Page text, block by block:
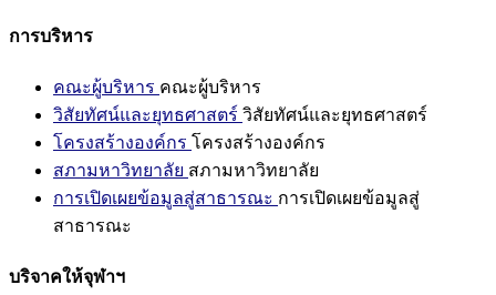
การบริหาร
คณะผู้บริหาร คณะผู้บริหาร
วิสัยทัศน์และยุทธศาสตร์ วิสัยทัศน์และยุทธศาสตร์
โครงสร้างองค์กร โครงสร้างองค์กร
สภามหาวิทยาลัย สภามหาวิทยาลัย
การเปิดเผยข้อมูลสู่สาธารณะ การเปิดเผยข้อมูลสู่
สาธารณะ
บริจาคให้จุฬาฯ